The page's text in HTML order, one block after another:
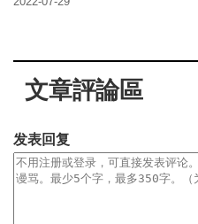
文章評論區
发表回复